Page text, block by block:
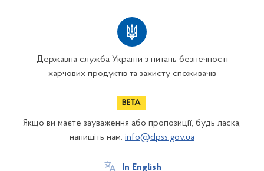
Державна служба України з питань безпечності
харчових продуктів та захисту споживачів
Якщо ви маєте зауваження або пропозиції, будь ласка,
напишіть нам: info@dpss.gov.ua
In English